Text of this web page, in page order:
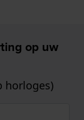
op uw
horloges)